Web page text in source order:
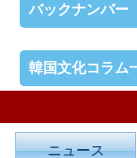
バックナンバー
韓国文化コラム
ニュース